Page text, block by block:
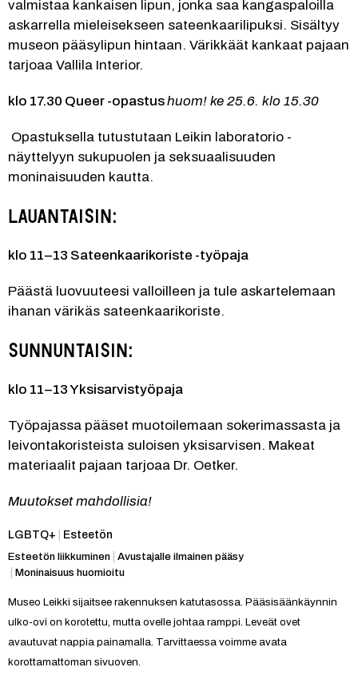
valmistaa kankaisen lipun, jonka saa kangaspaloilla
askarrella mieleisekseen sateenkaarilipuksi. Sisältyy
museon pääsylipun hintaan. Värikkäät kankaat pajaan
tarjoaa Vallila Interior.
klo 17.30 Queer -opastus huom! ke 25.6. klo 15.30
näyttelyyn sukupuolen ja seksuaalisuuden
moninaisuuden kautta.
Lauantaisin:
klo 11–13 Sateenkaarikoriste -työpaja
Päästä luovuuteesi valloilleen ja tule askartelemaan
ihanan värikäs sateenkaarikoriste.
Sunnuntaisin:
klo 11–13 Yksisarvistyöpaja
Työpajassa pääset muotoilemaan sokerimassasta ja
leivontakoristeista suloisen yksisarvisen. Makeat
materiaalit pajaan tarjoaa Dr. Oetker.
Muutokset mahdollisia!
Kategoria:
LGBTQ+
Esteetön
Esteetön liikkuminen Avustajalle ilmainen pääsy
Moninaisuus huomioitu
Museo Leikki sijaitsee rakennuksen katutasossa. Pääsisäänkäynnin
ulko-ovi on korotettu, mutta ovelle johtaa ramppi. Leveät ovet
avautuvat nappia painamalla. Tarvittaessa voimme avata
korottamattoman sivuoven.